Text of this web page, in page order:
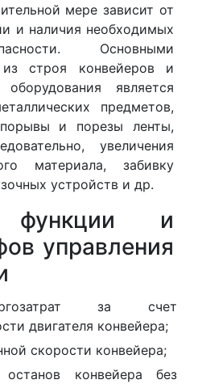
мере зависит от
и наличия необходимых
Основными
строя конвейеров и
является
предметов,
и порезы ленты,
увеличения
материала, забивку
устройств и др.
функции и
управления
за счет
двигателя конвейера;
скорости конвейера;
конвейера без